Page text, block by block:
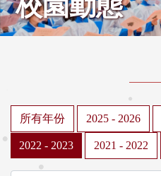
所有年份 2025 - 2026
2022 - 2023 2021 - 2022